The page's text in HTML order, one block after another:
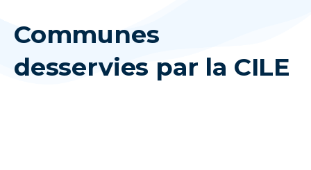
Communes
desservies par la CILE